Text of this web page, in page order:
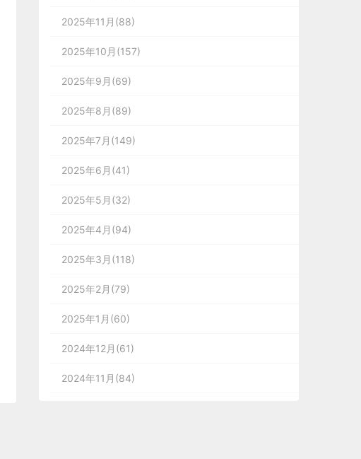
2025年11月(88)
2025年10月(157)
2025年9月(69)
2025年8月(89)
2025年7月(149)
2025年6月(41)
2025年5月(32)
2025年4月(94)
2025年3月(118)
2025年2月(79)
2025年1月(60)
2024年12月(61)
2024年11月(84)